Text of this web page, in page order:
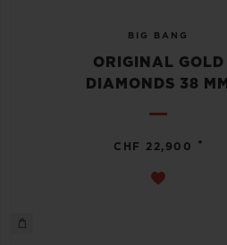
BIG BANG
ORIGINAL GOLD
DIAMONDS 38 MM
CHF 22,900 •